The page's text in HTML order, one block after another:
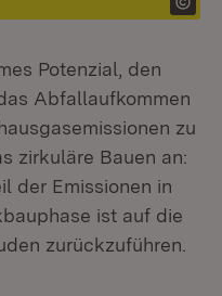
Potenzial, den
Abfallaufkommen
zu
zirkuläre Bauen an:
der Emissionen in
ist auf die
zurückzuführen.